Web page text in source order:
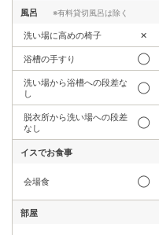
風呂 ※有料貸切風呂は除く
洗い場に高めの椅子 ✕
浴槽の手すり ◯
洗い場から浴槽への段差な
し
◯
脱衣所から洗い場への段差
なし
◯
イスでお食事
会場食 ◯
部屋